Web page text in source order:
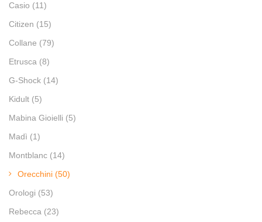
Casio (11)
Citizen (15)
Collane (79)
Etrusca (8)
G-Shock (14)
Kidult (5)
Mabina Gioielli (5)
Madì (1)
Montblanc (14)
Orecchini (50)
Orologi (53)
Rebecca (23)